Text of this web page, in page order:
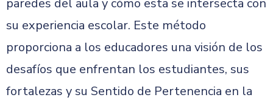
paredes del aula y cómo esta se intersecta con
su experiencia escolar. Este método
proporciona a los educadores una visión de los
desafíos que enfrentan los estudiantes, sus
fortalezas y su Sentido de Pertenencia en la